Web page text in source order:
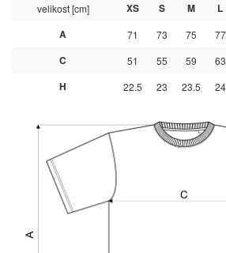
velikost [cm] XS S M L
A
71 73 75 77
C 51 55 59 63
H 22.5 23 23.5 24